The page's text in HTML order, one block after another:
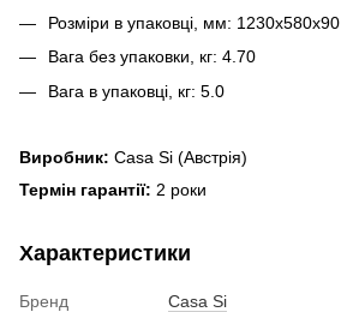
Розміри в упаковці, мм: 1230х580х90
Вага без упаковки, кг: 4.70
Вага в упаковці, кг: 5.0
Виробник: Casa Si (Австрія)
Термін гарантії: 2 роки
Характеристики
Бренд
Casa Si